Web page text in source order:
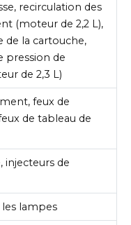
recirculation des
(moteur de 2,2 L),
de la cartouche,
pression de
de 2,3 L)
feux de
de tableau de
injecteurs de
lampes